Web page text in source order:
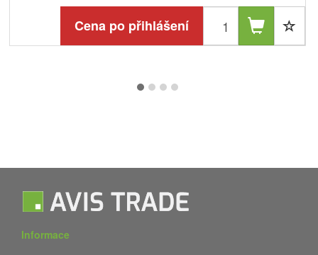
Cena po přihlášení
Informace